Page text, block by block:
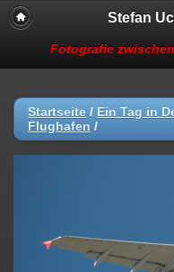
Stefan
Fotografie
Startseite / Ein Tag in
Flughafen /